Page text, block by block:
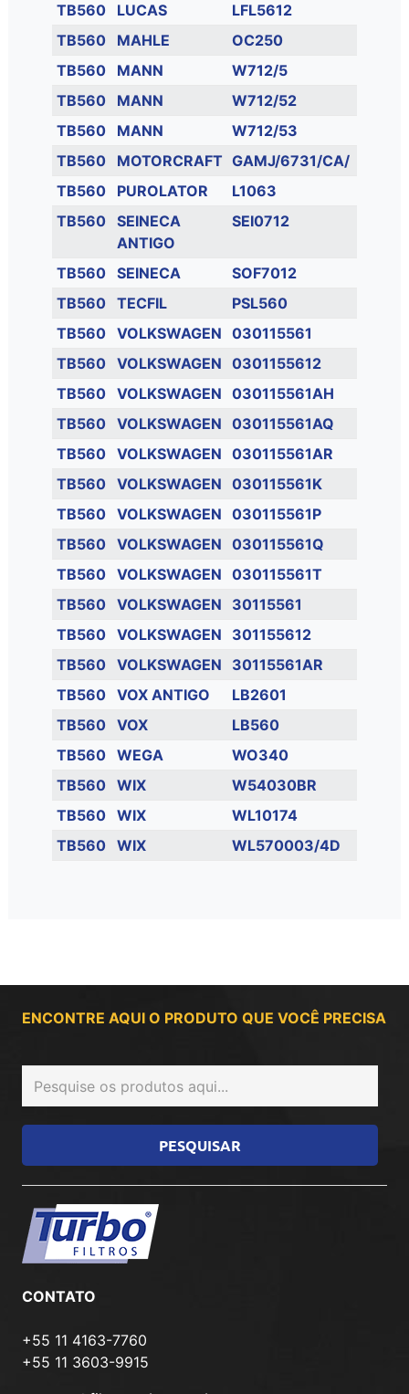
TB560
LUCAS
LFL5612
TB560
MAHLE
OC250
TB560
MANN
W712/5
TB560
MANN
W712/52
TB560
MANN
W712/53
TB560
MOTORCRAFT GAMJ/6731/CA/
TB560
PUROLATOR
L1063
TB560
SEINECA
ANTIGO
SEI0712
TB560 SEINECA
SOF7012
TB560
TECFIL
PSL560
TB560
VOLKSWAGEN 030115561
TB560
VOLKSWAGEN 0301155612
TB560
VOLKSWAGEN 030115561AH
TB560
VOLKSWAGEN 030115561AQ
TB560
VOLKSWAGEN 030115561AR
TB560
VOLKSWAGEN 030115561K
TB560
VOLKSWAGEN 030115561P
TB560
VOLKSWAGEN 030115561Q
TB560
VOLKSWAGEN 030115561T
TB560
VOLKSWAGEN
30115561
TB560
VOLKSWAGEN
301155612
TB560
VOLKSWAGEN
30115561AR
TB560
VOX ANTIGO
LB2601
TB560
VOX
LB560
TB560
WEGA
WO340
TB560
WIX
W54030BR
TB560
WIX
WL10174
TB560
WIX WL570003/4D
ENCONTRE AQUI O PRODUTO QUE VOCÊ PRECISA
CONTATO
+55 11 4163-7760
+55 11 3603-9915